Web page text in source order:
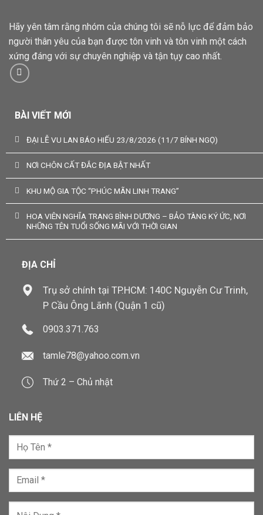
Hãy yên tâm rằng nhóm của chúng tôi sẽ nỗ lực để đảm bảo
người thân yêu của bạn được tôn vinh và tôn vinh một cách
xứng đáng với sự chuyên nghiệp và tận tụy cao nhất.
BÀI VIẾT MỚI
ĐẠI LỄ VU LAN BÁO HIẾU 23/8/2026 (11/7 BÍNH NGỌ)
NƠI CHÔN CẤT ĐẮC ĐỊA BẬT NHẤT
KHU MỘ GIA TỘC “PHÚC MÃN LINH TRANG”
HOA VIÊN NGHĨA TRANG BÌNH DƯƠNG – BẢO TÀNG KÝ ỨC, NƠI
NHỮNG TÊN TUỔI SỐNG MÃI VỚI THỜI GIAN
ĐỊA CHỈ
Trụ sở chính tại TP.HCM: 140C Nguyễn Cư Trinh,
P Cầu Ông Lãnh (Quận 1 cũ)
0903.371.763
tamle78@yahoo.com.vn
Thứ 2 – Chủ nhật
LIÊN HỆ